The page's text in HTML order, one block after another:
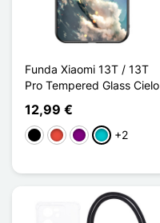
Funda Xiaomi 13T / 13T
Pro Tempered Glass Cielo
12,99 €
NegroRojoPúrpuraTurquesa
+2